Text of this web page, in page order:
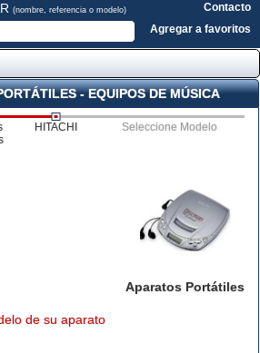
(nombre, referencia o modelo)
Contacto
Agregar a favoritos
- EQUIPOS DE MÚSICA
HITACHI Seleccione Modelo
Aparatos Portátiles
de su aparato